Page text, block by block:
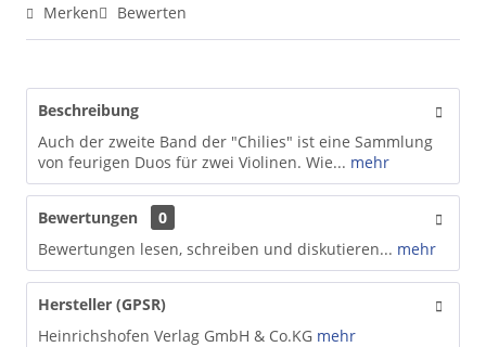
Merken Bewerten
Beschreibung
Auch der zweite Band der "Chilies" ist eine Sammlung
von feurigen Duos für zwei Violinen. Wie... mehr
Bewertungen
0
Bewertungen lesen, schreiben und diskutieren... mehr
Hersteller (GPSR)
Heinrichshofen Verlag GmbH & Co.KG mehr